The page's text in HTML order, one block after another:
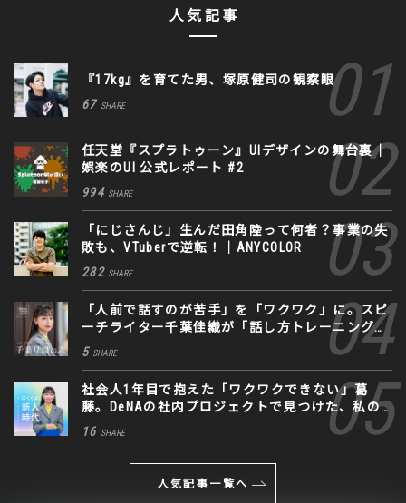
人気記事
『17kg』を育てた男、塚原健司の観察眼
67 SHARE
任天堂『スプラトゥーン』UIデザインの舞台裏｜
娯楽のUI 公式レポート #2
994 SHARE
「にじさんじ」生んだ田角陸って何者？事業の失
敗も、VTuberで逆転！｜ANYCOLOR
282 SHARE
「人前で話すのが苦手」を「ワクワク」に。スピ
ーチライター千葉佳織が「話し方トレーニング」
に込めた思い
5 SHARE
社会人1年目で抱えた「ワクワクできない」葛
藤。DeNAの社内プロジェクトで見つけた、私の
生きる道
16 SHARE
人気記事一覧へ